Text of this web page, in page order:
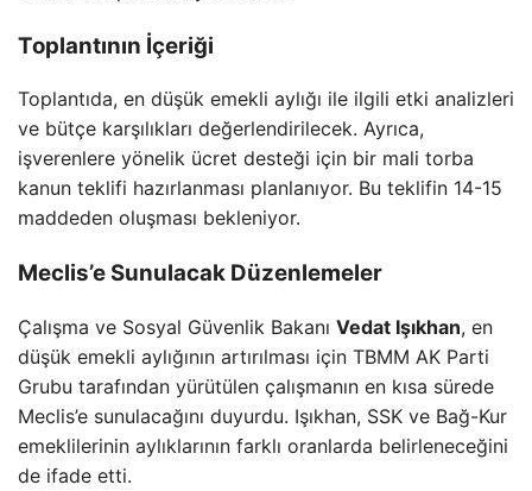
Toplantının İçeriği
Toplantıda, en düşük emekli aylığı ile ilgili etki analizleri
ve bütçe karşılıkları değerlendirilecek. Ayrıca,
işverenlere yönelik ücret desteği için bir mali torba
kanun teklifi hazırlanması planlanıyor. Bu teklifin 14-15
maddeden oluşması bekleniyor.
Meclis’e Sunulacak Düzenlemeler
Çalışma ve Sosyal Güvenlik Bakanı Vedat Işıkhan, en
düşük emekli aylığının artırılması için TBMM AK Parti
Grubu tarafından yürütülen çalışmanın en kısa sürede
Meclis’e sunulacağını duyurdu. Işıkhan, SSK ve Bağ-Kur
emeklilerinin aylıklarının farklı oranlarda belirleneceğini
de ifade etti.